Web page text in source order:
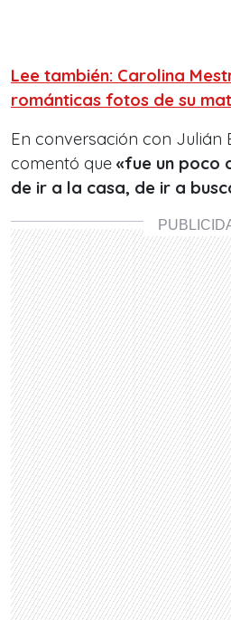
Lee también: Carolina
románticas fotos de su
En conversación con Julián
comentó que «fue un poco
de ir a la casa, de ir a